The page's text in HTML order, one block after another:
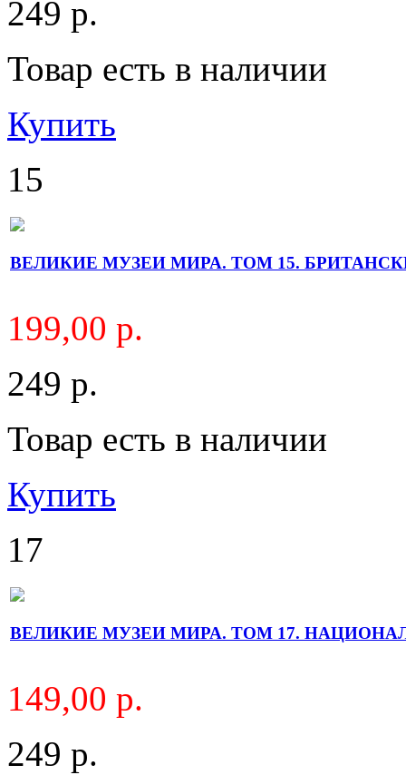
249 р.
Товар есть в наличии
Купить
15
ВЕЛИКИЕ МУЗЕИ МИРА. ТОМ 15.
199,00 р.
249 р.
Товар есть в наличии
Купить
17
ВЕЛИКИЕ МУЗЕИ МИРА. ТОМ 17.
149,00 р.
249 р.